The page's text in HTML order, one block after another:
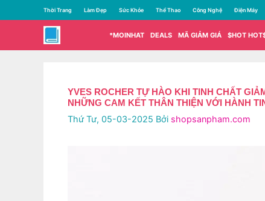
đến
dung
Thời Trang Làm Đẹp Sức Khỏe Thể Thao Công Nghệ Điện Máy
*MOINHAT DEALS MÃ GIẢM GIÁ $HOT
YVES ROCHER TỰ HÀO KHI TINH CHẤT
NHỮNG CAM KẾT THÂN THIỆN VỚI HÀNH
Thứ Tư, 05-03-2025 Bởi shopsanpham.com